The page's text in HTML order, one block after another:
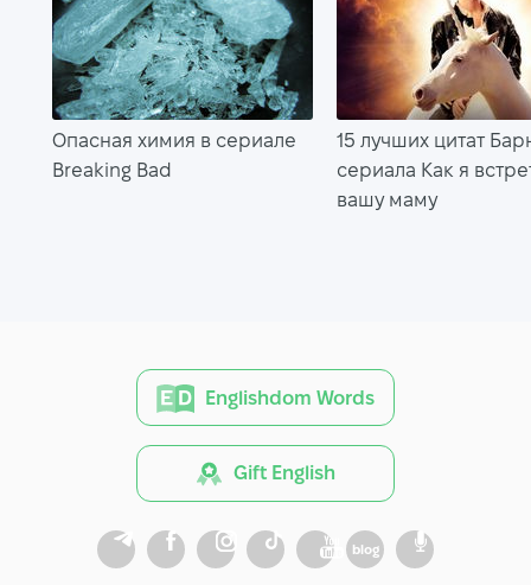
Опасная химия в сериале
Breaking Bad
15 лучших цитат
сериала Как я
вашу маму
Englishdom Words
Gift English
blog